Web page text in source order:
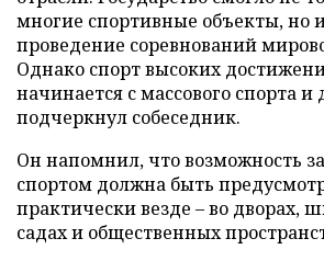
многие спортивные объекты, но
проведение соревнований
Однако спорт высоких
начинается с массового спорта и
подчеркнул собеседник.
Он напомнил, что возможность
спортом должна быть
практически везде – во дворах,
садах и общественных